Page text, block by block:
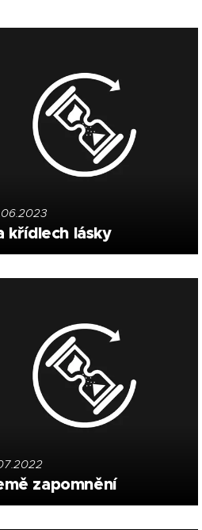
křídlech lásky
zapomnění